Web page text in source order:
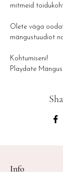
mitmeid
Olete väga
mängustuudiot
Kohtumiseni!
Playdate
Info